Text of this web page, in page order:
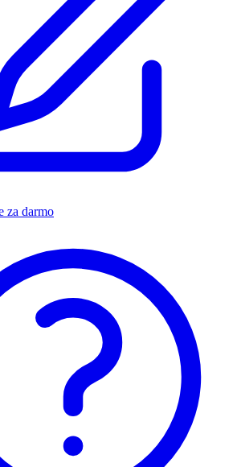
za darmo